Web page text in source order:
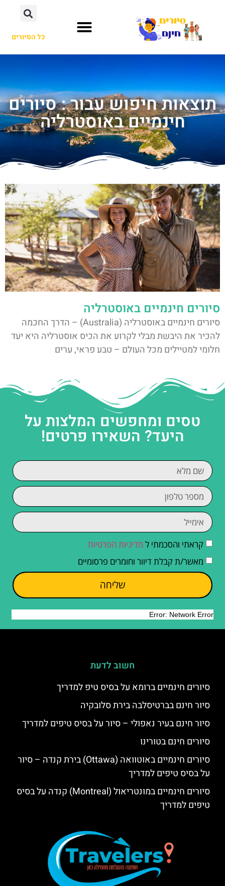
כל הסיורים
תוצאות חיפוש עבור : סיורים
חינמיים באוסטרליה
סיורים חינמיים באוסטרליה
סיורים חינמיים באוסטרליה (Australia) – הדרך החכמה
להכיר את היבשת מבלי לקרוע את הכיס אוסטרליה היא יעד
חלומי למטיילים מכל העולם – טבע פראי, ערים
טסים ומחפשים המלצות על
היעד? השאירו פרטים!
קראתי והסכמתי ל מדיניות הפרטיות
מאשר/ת קבלת דיוור וחומרים פרסומיים
שליחה
חשוב לדעת
סיורים חינמיים ברומא על בסיס טיפ למדריך
סיור חינם בברטיסלבה בירת סלובקיה
סיור חינם בעיר נאפולי – סיור על בסיס טיפים למדריך
סיורים חינם בטורינו
סיורים חינמיים באוטוואה (Ottawa) בירת קנדה – סיור
על בסיס טיפים למדריך
סיורים חינמיים במונטריאול (Montreal) קנדה על בסיס
טיפים למדריך